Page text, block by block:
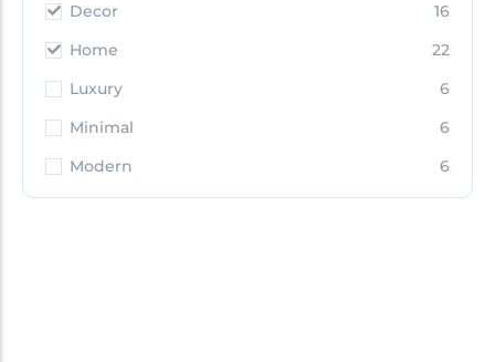
Decor
16
Home
22
Luxury
6
Minimal
6
Modern
6